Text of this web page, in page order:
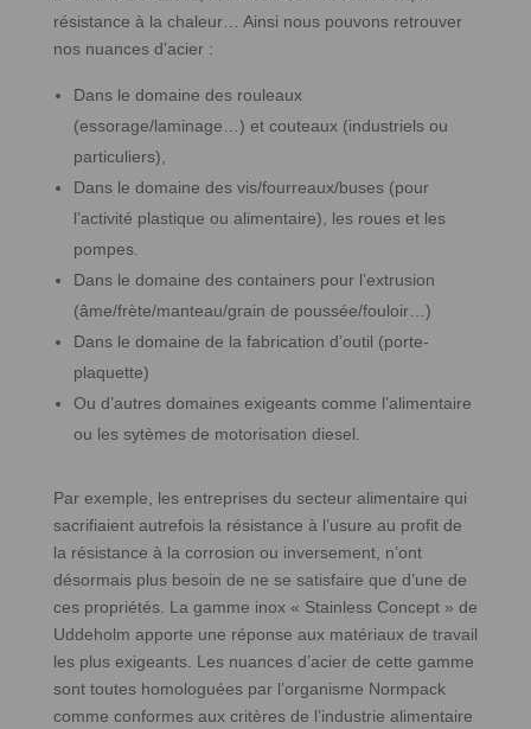
résistance à la chaleur… Ainsi nous pouvons retrouver
nos nuances d’acier :
Dans le domaine des rouleaux
(essorage/laminage…) et couteaux (industriels ou
particuliers),
Dans le domaine des vis/fourreaux/buses (pour
l’activité plastique ou alimentaire), les roues et les
pompes.
Dans le domaine des containers pour l’extrusion
(âme/frète/manteau/grain de poussée/fouloir…)
Dans le domaine de la fabrication d’outil (porte-
plaquette)
Ou d’autres domaines exigeants comme l’alimentaire
ou les sytèmes de motorisation diesel.
Par exemple, les entreprises du secteur alimentaire qui
sacrifiaient autrefois la résistance à l’usure au profit de
la résistance à la corrosion ou inversement, n’ont
désormais plus besoin de ne se satisfaire que d’une de
ces propriétés. La gamme inox « Stainless Concept » de
Uddeholm apporte une réponse aux matériaux de travail
les plus exigeants. Les nuances d’acier de cette gamme
sont toutes homologuées par l’organisme Normpack
comme conformes aux critères de l’industrie alimentaire